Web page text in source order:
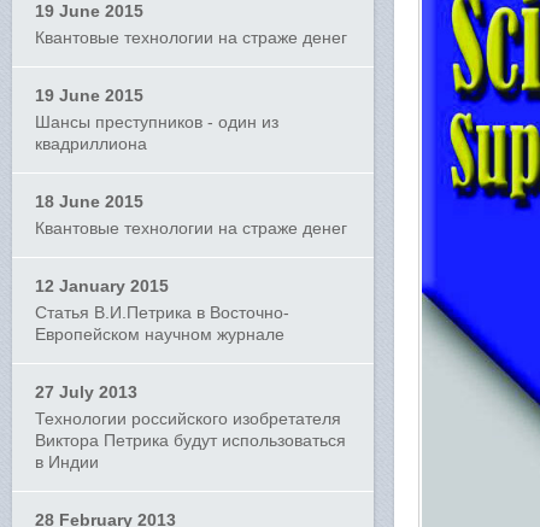
19 June 2015
Квантовые технологии на страже денег
19 June 2015
Шансы преступников - один из
квадриллиона
18 June 2015
Квантовые технологии на страже денег
12 January 2015
Статья В.И.Петрика в Восточно-
Европейском научном журнале
27 July 2013
Технологии российского изобретателя
Виктора Петрика будут использоваться
в Индии
28 February 2013